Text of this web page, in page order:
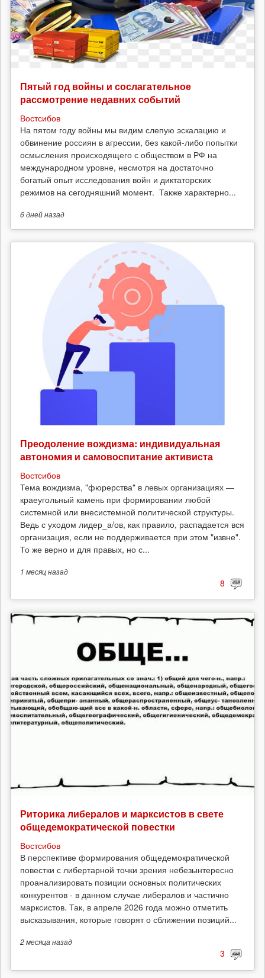
Пятый год войны и сослагательное
рассмотрение недавних событий
Востсибов
На пятом году войны мы видим слепую эскалацию и
обвинение россиян в агрессии, без какой-либо попытки
осмысления происходящего с обществом в РФ на
международном уровне, несмотря на достаточно
богатый опыт исследования войн и диктаторских
режимов на сегодняшний момент. Также характерно...
6 днейназад
Преодоление вождизма: индивидуальная
автономия и самовоспитание активиста
Востсибов
Тема вождизма, "фюрерства" в левых организациях —
краеугольный камень при формировании любой
системной или внесистемной политической структуры.
Ведь с уходом лидер_а/ов, как правило, распадается вся
организация, если не поддерживается при этом "извне".
То же верно и для правых, но с...
1 месяцназад
8
Риторика либералов и марксистов в свете
общедемократической повестки
Востсибов
В перспективе формирования общедемократической
повестки с либертарной точки зрения небезынтересно
проанализировать позиции основных политических
конкурентов - в данном случае либералов и частично
марксистов. Так, в апреле 2026 года можно отметить
высказывания, которые говорят о сближении позиций...
2 месяцаназад
3